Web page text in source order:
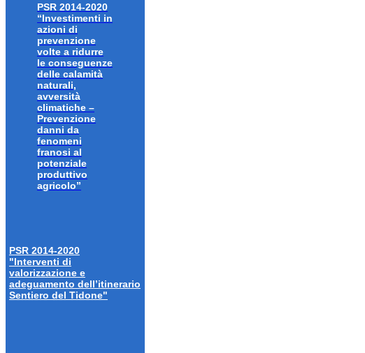
PSR 2014-2020
“Investimenti in
azioni di
prevenzione
volte a ridurre
le conseguenze
delle calamità
naturali,
avversità
climatiche –
Prevenzione
danni da
fenomeni
franosi al
potenziale
produttivo
agricolo”
PSR 2014-2020
"Interventi di
valorizzazione e
adeguamento dell’itinerario
Sentiero del Tidone"